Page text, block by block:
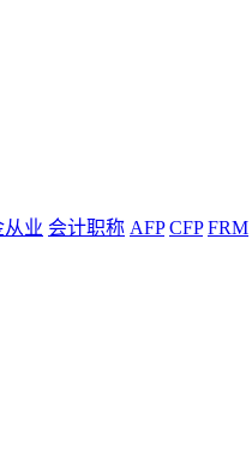
从业 会计职称 AFP CFP FRM